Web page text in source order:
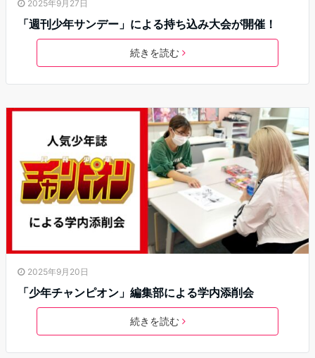
2025年9月27日
「週刊少年サンデー」による持ち込み大会が開催！
続きを読む
2025年9月20日
「少年チャンピオン」編集部による学内添削会
続きを読む